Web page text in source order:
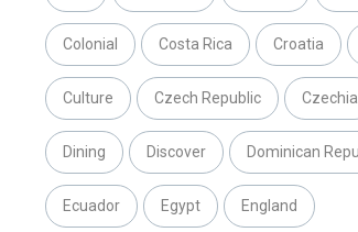
Colonial Costa Rica Croatia
Culture Czech Republic Czechia
Dining Discover Dominican
Ecuador Egypt England